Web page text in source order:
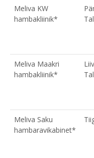
Meliva KW
hambakliinik*
Meliva Maakri
hambakliinik*
Meliva Saku
hambaravikabinet*